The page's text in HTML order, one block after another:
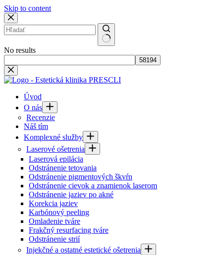
Skip to content
No results
Úvod
O nás
Recenzie
Náš tím
Komplexné služby
Laserové ošetrenia
Laserová epilácia
Odstránenie tetovania
Odstránenie pigmentových škvŕn
Odstránenie cievok a znamienok laserom
Odstránenie jaziev po akné
Korekcia jaziev
Karbónový peeling
Omladenie tváre
Frakčný resurfacing tváre
Odstránenie strií
Injekčné a ostatné estetické ošetrenia